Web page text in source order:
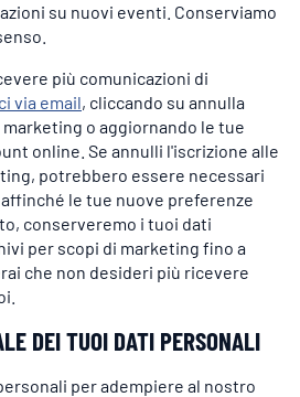
su nuovi eventi. Conserviamo
più comunicazioni di
via email, cliccando su annulla
o aggiornando le tue
online. Se annulli l'iscrizione alle
potrebbero essere necessari
le tue nuove preferenze
conserveremo i tuoi dati
per scopi di marketing fino a
che non desideri più ricevere
DEI TUOI DATI PERSONALI
per adempiere al nostro